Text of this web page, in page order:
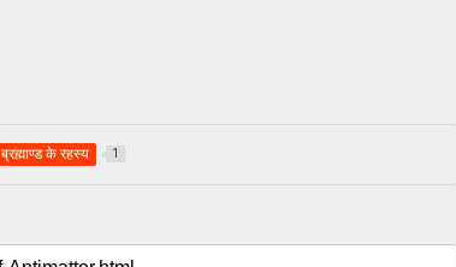
ब्रह्माण्‍ड के रहस्‍य 1